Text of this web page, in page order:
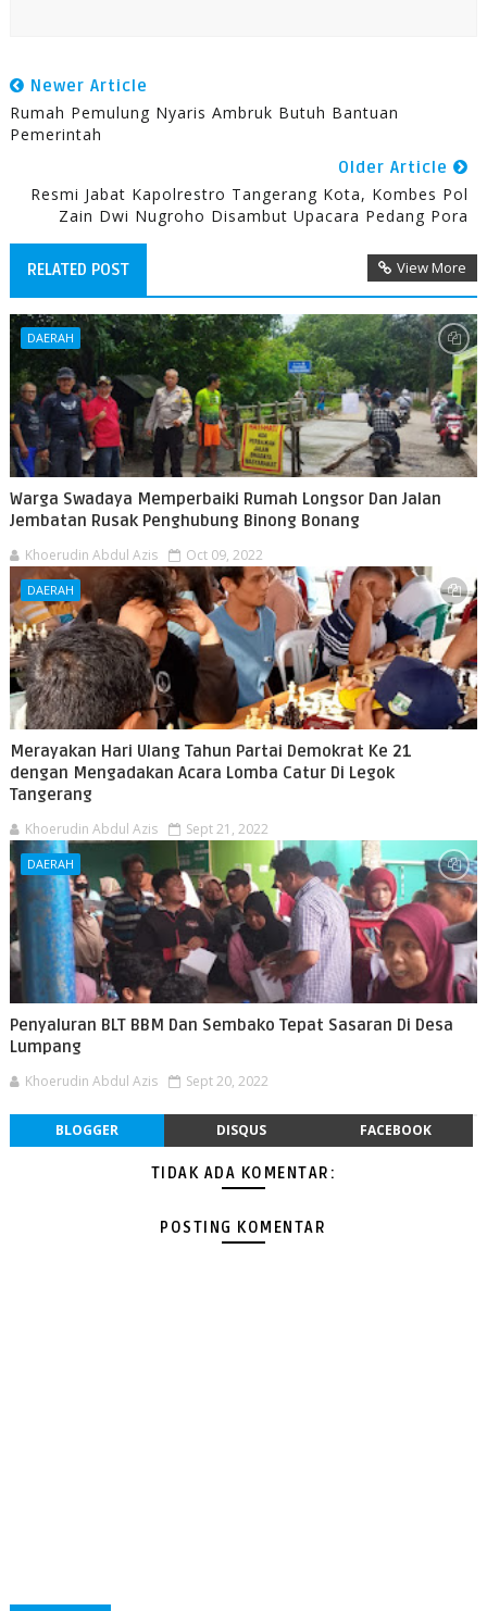
Newer Article
Rumah Pemulung Nyaris Ambruk Butuh Bantuan
Pemerintah
Older Article
Resmi Jabat Kapolrestro Tangerang Kota, Kombes Pol
Zain Dwi Nugroho Disambut Upacara Pedang Pora
RELATED POST View More
DAERAH
Warga Swadaya Memperbaiki Rumah Longsor Dan Jalan
Jembatan Rusak Penghubung Binong Bonang
Khoerudin Abdul Azis Oct 09, 2022
DAERAH
Merayakan Hari Ulang Tahun Partai Demokrat Ke 21
dengan Mengadakan Acara Lomba Catur Di Legok
Tangerang
Khoerudin Abdul Azis Sept 21, 2022
DAERAH
Penyaluran BLT BBM Dan Sembako Tepat Sasaran Di Desa
Lumpang
Khoerudin Abdul Azis Sept 20, 2022
BLOGGER DISQUS FACEBOOK
TIDAK ADA KOMENTAR:
POSTING KOMENTAR